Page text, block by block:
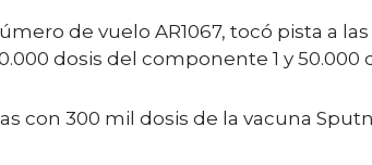
de vuelo AR1067, tocó pista a
dosis del componente 1 y 50.000
con 300 mil dosis de la vacuna